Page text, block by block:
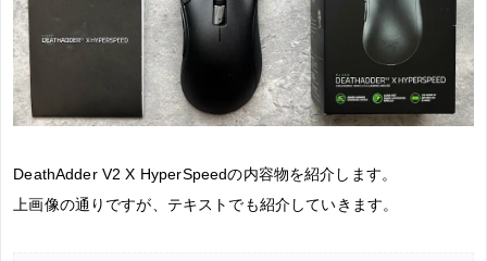
DeathAdder V2 X HyperSpeedの内容物を紹介します。
上画像の通りですが、テキストでも紹介していきます。